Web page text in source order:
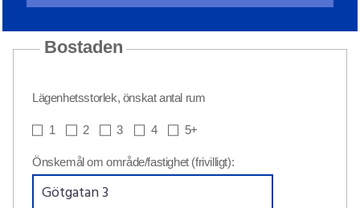
Bostaden
Lägenhetsstorlek, önskat antal rum
1 2 3 4 5+
Önskemål om område/fastighet (frivilligt):